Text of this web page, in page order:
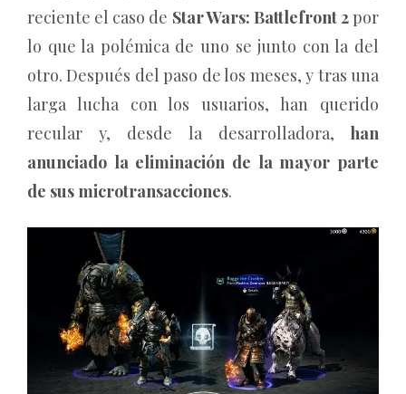
reciente el caso de Star Wars: Battlefront 2por
lo que la polémica de uno se junto con la del
otro. Después del paso de los meses, y tras una
larga lucha con los usuarios, han querido
recular y, desde la desarrolladora, han
anunciado la eliminación de la mayor parte
de sus microtransacciones.